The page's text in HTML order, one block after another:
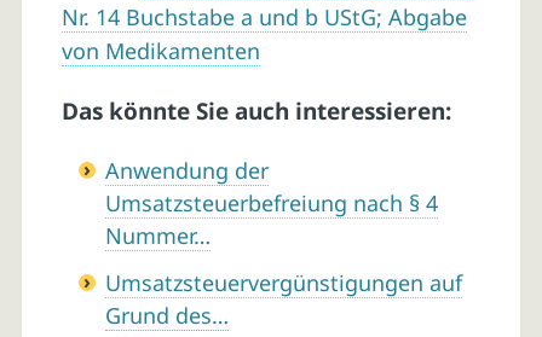
Nr. 14 Buchstabe a und b UStG; Abgabe
von Medikamenten
Das könnte Sie auch interessieren:
Anwendung der
Umsatzsteuerbefreiung nach § 4
Nummer…
Umsatzsteuervergünstigungen auf
Grund des…